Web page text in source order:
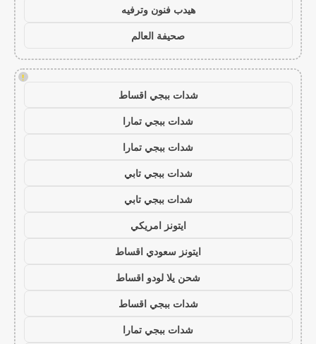
هيدب فنون وترفيه
صحيفة العالم
!
شدات ببجي اقساط
شدات ببجي تمارا
شدات ببجي تمارا
شدات ببجي تابي
شدات ببجي تابي
ايتونز امريكي
ايتونز سعودي اقساط
شحن يلا لودو اقساط
شدات ببجي اقساط
شدات ببجي تمارا